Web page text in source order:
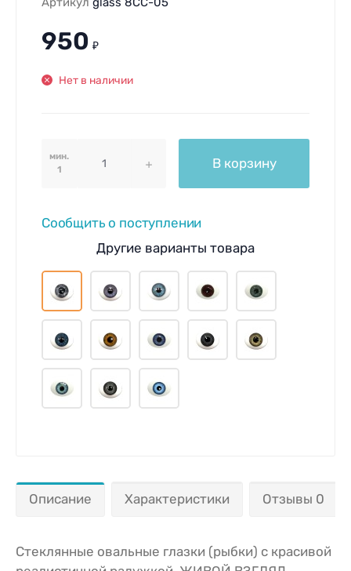
950 ₽
Нет в наличии
мин.
1
В корзину
Сообщить о поступлении
Другие варианты товара
Описание Характеристики Отзывы 0
Стеклянные овальные глазки (рыбки) с красивой